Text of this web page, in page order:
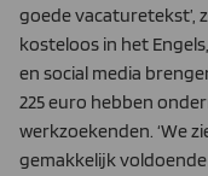
goede vacaturetekst’,
kosteloos in het
en social media
225 euro hebben
werkzoekenden. ‘We
gemakkelijk